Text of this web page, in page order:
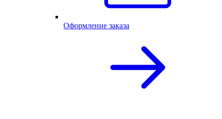
Оформление заказа